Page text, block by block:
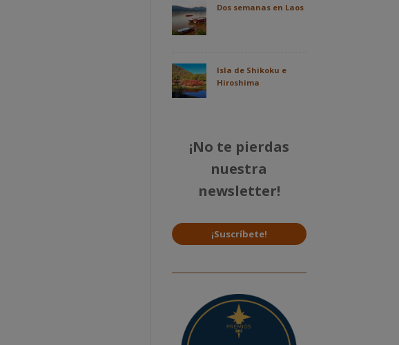
Dos semanas en Laos
Isla de Shikoku e
Hiroshima
¡No te pierdas
nuestra
newsletter!
¡Suscríbete!